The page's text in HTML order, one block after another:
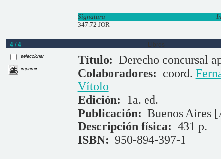
Signatura
347.72 JOR
4 / 4 Libros
seleccionar
imprimir
Título: Derecho concursal
Colaboradores: coord.
Vítolo
Edición: 1a. ed.
Publicación: Buenos Aires
Descripción física: 431 p.
ISBN: 950-894-397-1